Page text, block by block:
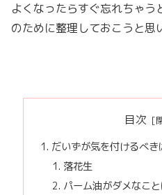
よくなったらすぐ忘れちゃ
のために整理しておこうと思
目次
だいずが気を付けるべき
落花生
パーム油がダメなこ